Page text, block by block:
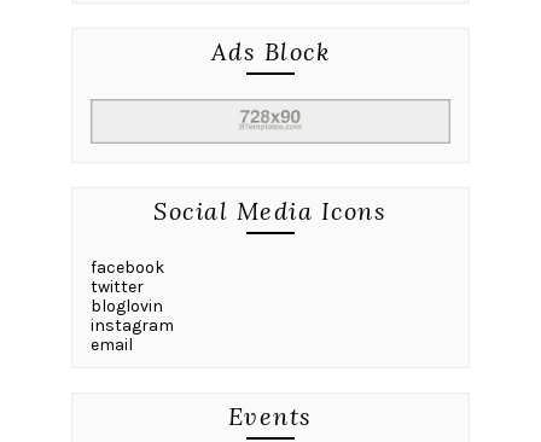
Ads Block
Social Media Icons
facebook
twitter
bloglovin
instagram
email
Events